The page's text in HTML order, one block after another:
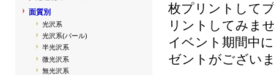
枚プリントして
リントしてみま
イベント期間中
ゼントがござい
面質別
光沢系
光沢系(パール)
半光沢系
微光沢系
無光沢系